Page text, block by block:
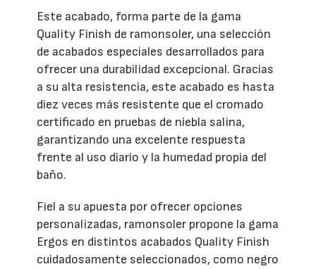
Este acabado, forma parte de la gama
Quality Finish de ramonsoler, una selección
de acabados especiales desarrollados para
ofrecer una durabilidad excepcional. Gracias
a su alta resistencia, este acabado es hasta
diez veces más resistente que el cromado
certificado en pruebas de niebla salina,
garantizando una excelente respuesta
frente al uso diario y la humedad propia del
baño.
Fiel a su apuesta por ofrecer opciones
personalizadas, ramonsoler propone la gama
Ergos en distintos acabados Quality Finish
cuidadosamente seleccionados, como negro